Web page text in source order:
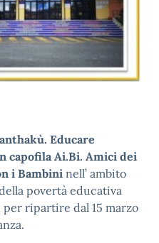
Educare
capofila Ai.Bi. Amici dei
i Bambini nell’ ambito
povertà educativa
ripartire dal 15 marzo